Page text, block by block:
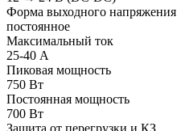
Форма выходного напряжения
постоянное
Максимальный ток
25-40 А
Пиковая мощность
750 Вт
Постоянная мощность
700 Вт
Защита от перегрузки и КЗ